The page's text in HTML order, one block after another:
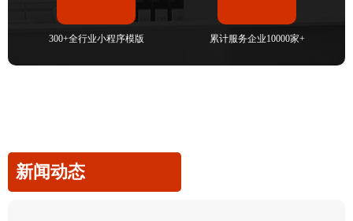
300+全行业小程序模版 累计服务企业10000家+
新闻动态